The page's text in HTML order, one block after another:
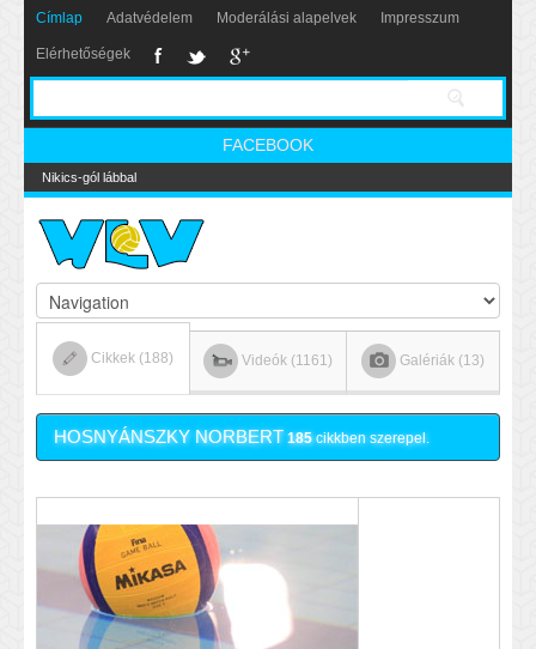
Címlap Adatvédelem Moderálási alapelvek Impresszum
Elérhetőségek
FACEBOOK
Nikics-gól lábbal
Cikkek (188) Videók (1161) Galériák (13)
HOSNYÁNSZKY NORBERT 185cikkben szerepel.